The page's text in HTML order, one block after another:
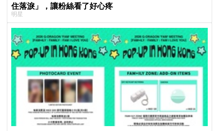
住落淚」，讓粉絲看了好心疼
明星